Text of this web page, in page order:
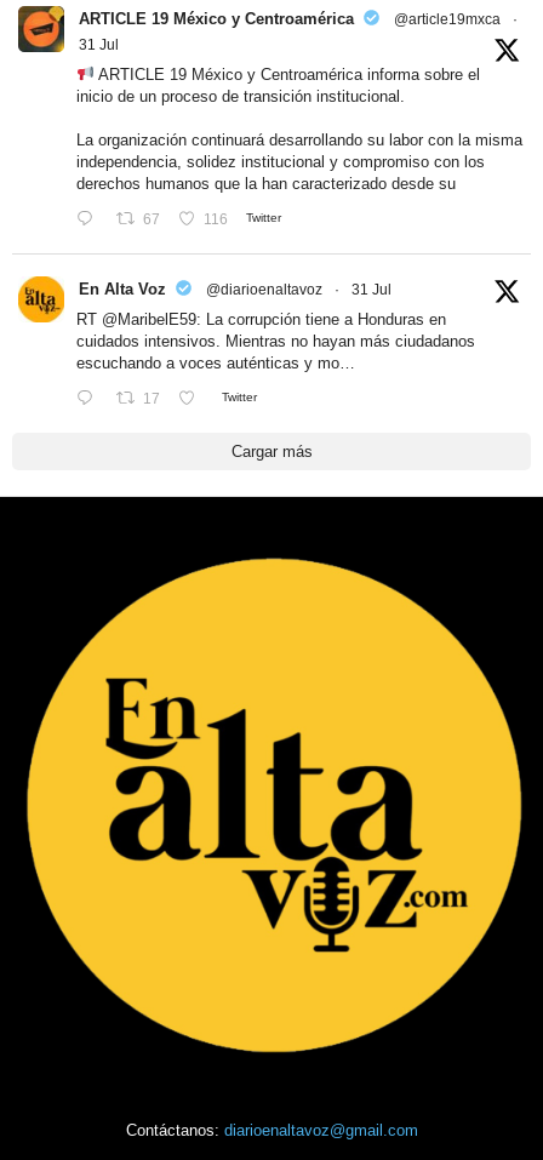
ARTICLE 19 México y Centroamérica @article19mxca
·
31 Jul
ARTICLE 19 México y Centroamérica informa sobre el
inicio de un proceso de transición institucional.
La organización continuará desarrollando su labor con la misma
independencia, solidez institucional y compromiso con los
derechos humanos que la han caracterizado desde su
67 116 Twitter
En Alta Voz @diarioenaltavoz · 31 Jul
RT @MaribelE59: La corrupción tiene a Honduras en
cuidados intensivos. Mientras no hayan más ciudadanos
escuchando a voces auténticas y mo…
17 Twitter
Cargar más
Contáctanos: diarioenaltavoz@gmail.com